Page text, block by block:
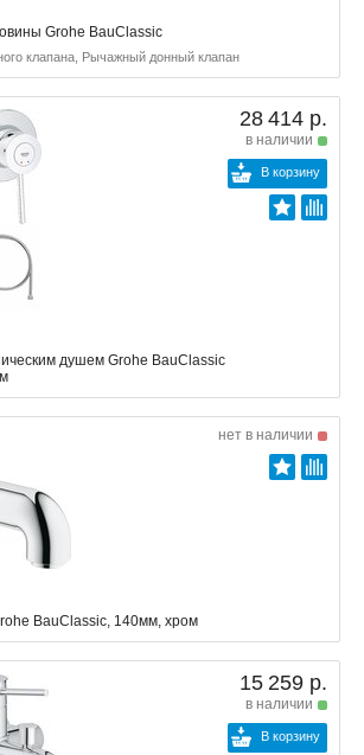
Grohe BauClassic
клапана, Рычажный донный клапан
28 414 р.
в наличии
В корзину
душем Grohe BauClassic
нет в наличии
BauClassic, 140мм, хром
15 259 р.
в наличии
В корзину